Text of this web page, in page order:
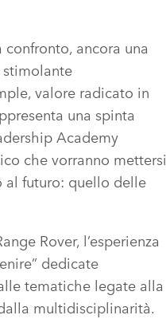
ancora una
valore radicato in
una spinta
Academy
che vorranno mettersi
al futuro: quello delle
Rover, l’esperienza
dedicate
tematiche legate alla
multidisciplinarità.